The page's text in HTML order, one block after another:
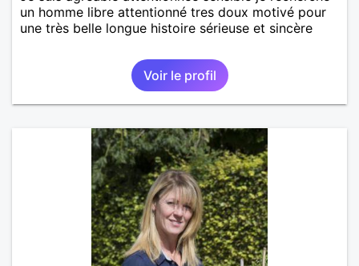
un homme libre attentionné tres doux motivé pour
une très belle longue histoire sérieuse et sincère
Voir le profil